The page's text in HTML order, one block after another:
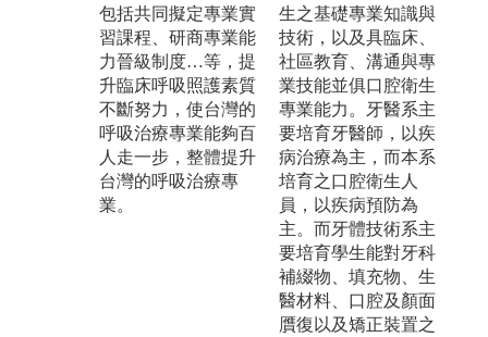
包括共同擬定專業實
習課程、研商專業能
力晉級制度…等，提
升臨床呼吸照護素質
不斷努力，使台灣的
呼吸治療專業能夠百
人走一步，整體提升
台灣的呼吸治療專
業。
生之基礎專業知識與
技術，以及具臨床、
社區教育、溝通與專
業技能並俱口腔衛生
專業能力。牙醫系主
要培育牙醫師，以疾
病治療為主，而本系
培育之口腔衛生人
員，以疾病預防為
主。而牙體技術系主
要培育學生能對牙科
補綴物、填充物、生
醫材料、口腔及顏面
贋復以及矯正裝置之